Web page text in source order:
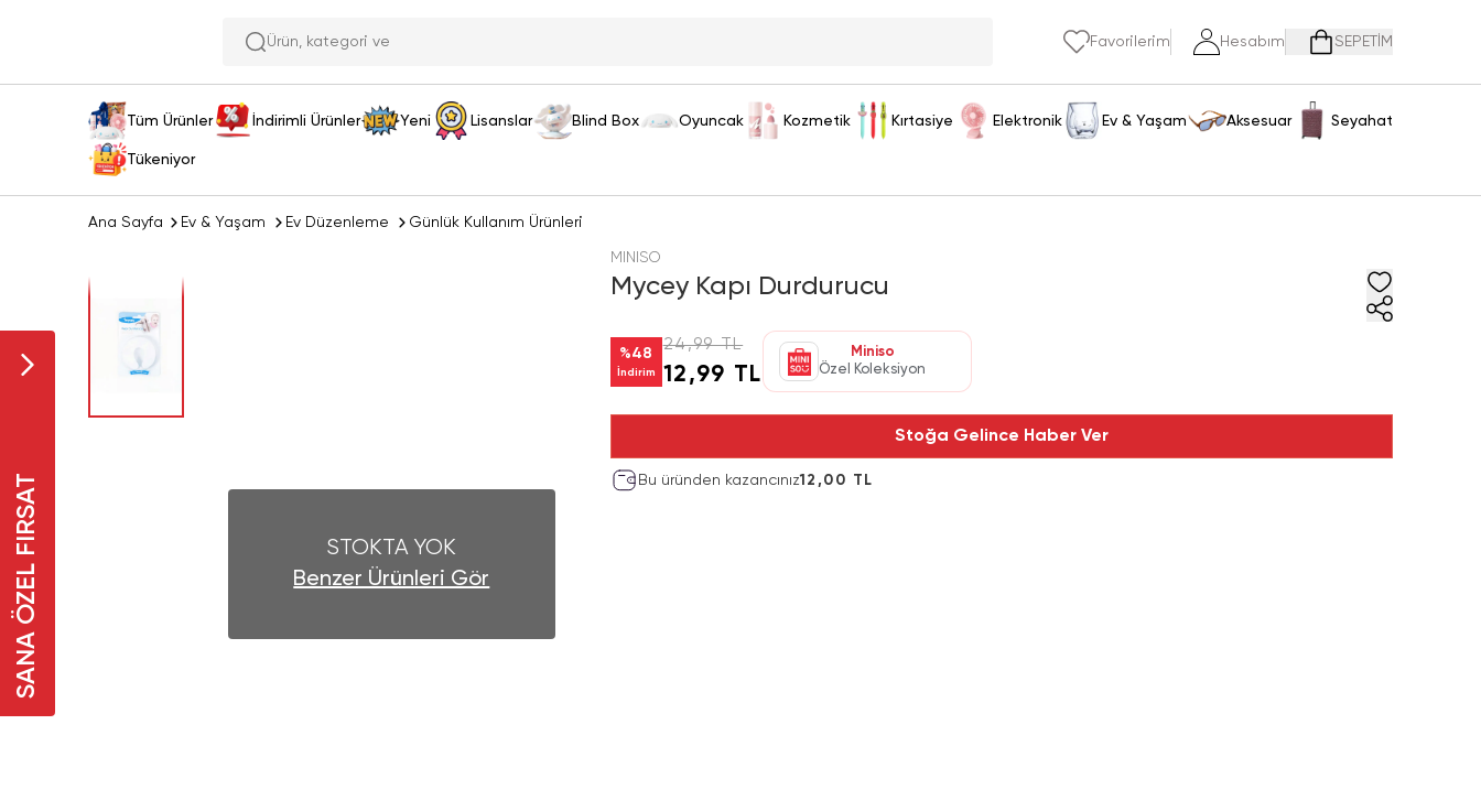
Ürün, Favorilerim Hesabım SEPETİM
Tüm Ürünler İndirimli Ürünler Yeni Lisanslar Blind Box Oyuncak Kozmetik Kırtasiye Elektronik Ev & Yaşam Aksesuar Seyahat
Tükeniyor
SANA ÖZEL FIRSAT
Ana Sayfa Ev & Yaşam Ev Düzenleme Günlük Kullanım Ürünleri
STOKTA YOK
Benzer Ürünleri Gör
MINISO
Mycey Kapı Durdurucu
%48
İndirim
24,99 TL
12,99 TL
Miniso
Özel Koleksiyon
Stoğa Gelince Haber Ver
Bu üründen kazancınız12,00 TL